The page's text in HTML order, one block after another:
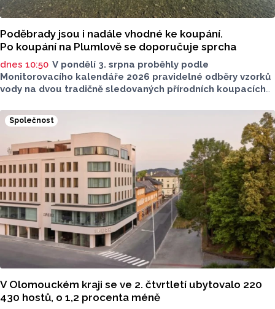
Poděbrady jsou i nadále vhodné ke koupání.
Po koupání na Plumlově se doporučuje sprcha
dnes 10:50 V pondělí 3. srpna proběhly podle
Monitorovacího kalendáře 2026 pravidelné odběry vzorků
vody na dvou tradičně sledovaných přírodních koupacích
(VN Plumlov) a v Koupací oblasti Poděbrady (KO
Poděbrady). Monitoring byl proveden Krajskou
hygienickou stanicí Olomouckého kraje (KHS)
ve spolupráci se Zdravotním ústavem se sídlem v Ostravě,
Centrem hygienických laboratoří v Olomouci.
Společnost
V Olomouckém kraji se ve 2. čtvrtletí ubytovalo 220
430 hostů, o 1,2 procenta méně